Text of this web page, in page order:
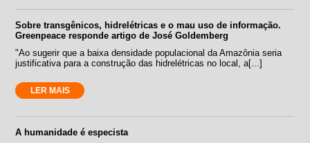
Sobre transgênicos, hidrelétricas e o mau uso de informação.
Greenpeace responde artigo de José Goldemberg
"Ao sugerir que a baixa densidade populacional da Amazônia seria
justificativa para a construção das hidrelétricas no local, a[...]
LER MAIS
A humanidade é especista